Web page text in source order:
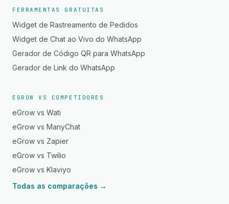
FERRAMENTAS GRATUITAS
Widget de Rastreamento de Pedidos
Widget de Chat ao Vivo do WhatsApp
Gerador de Código QR para WhatsApp
Gerador de Link do WhatsApp
EGROW VS COMPETIDORES
eGrow vs Wati
eGrow vs ManyChat
eGrow vs Zapier
eGrow vs Twilio
eGrow vs Klaviyo
Todas as comparações →